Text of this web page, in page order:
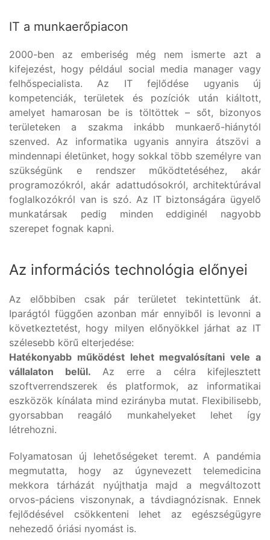
IT a munkaerőpiacon
2000-ben az emberiség még nem ismerte azt a
kifejezést, hogy például social media manager vagy
felhőspecialista. Az IT fejlődése ugyanis új
kompetenciák, területek és pozíciók után kiáltott,
amelyet hamarosan be is töltöttek – sőt, bizonyos
területeken a szakma inkább munkaerő-hiánytól
szenved. Az informatika ugyanis annyira átszövi a
mindennapi életünket, hogy sokkal több személyre van
szükségünk e rendszer működtetéséhez, akár
programozókról, akár adattudósokról, architektúrával
foglalkozókról van is szó. Az IT biztonságára ügyelő
munkatársak pedig minden eddiginél nagyobb
szerepet fognak kapni.
Az információs technológia előnyei
Az előbbiben csak pár területet tekintettünk át.
Iparágtól függően azonban már ennyiből is levonni a
következtetést, hogy milyen előnyökkel járhat az IT
szélesebb körű elterjedése:
Hatékonyabb működést lehet megvalósítani vele a
vállalaton belül. Az erre a célra kifejlesztett
szoftverrendszerek és platformok, az informatikai
eszközök kínálata mind ezirányba mutat. Flexibilisebb,
gyorsabban reagáló munkahelyeket lehet így
létrehozni.
Folyamatosan új lehetőségeket teremt. A pandémia
megmutatta, hogy az úgynevezett telemedicina
mekkora tárházát nyújthatja majd a megváltozott
orvos-páciens viszonynak, a távdiagnózisnak. Ennek
fejlődésével csökkenteni lehet az egészségügyre
nehezedő óriási nyomást is.